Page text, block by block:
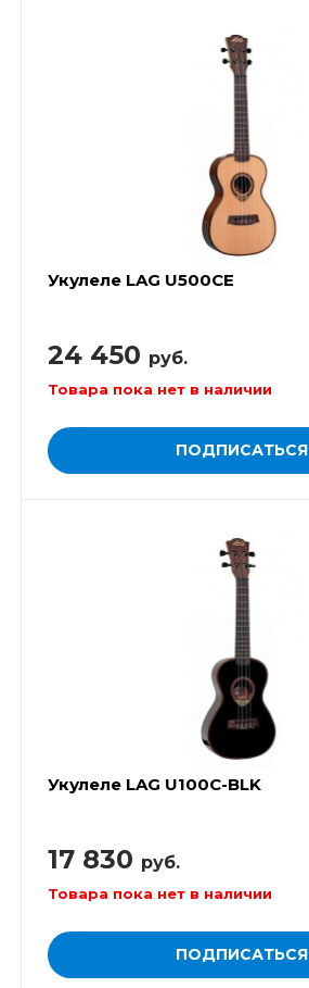
Укулеле LAG U500CE
24 450 руб.
Товара пока нет в наличии
ПОДПИСАТЬСЯ
Укулеле LAG U100C-BLK
17 830 руб.
Товара пока нет в наличии
ПОДПИСАТЬСЯ